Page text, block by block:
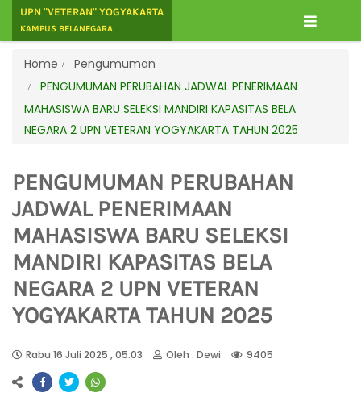
UPN "VETERAN" YOGYAKARTA
KAMPUS BELANEGARA
Home
Pengumuman
PENGUMUMAN PERUBAHAN JADWAL PENERIMAAN
MAHASISWA BARU SELEKSI MANDIRI KAPASITAS BELA
NEGARA 2 UPN VETERAN YOGYAKARTA TAHUN 2025
PENGUMUMAN PERUBAHAN
JADWAL PENERIMAAN
MAHASISWA BARU SELEKSI
MANDIRI KAPASITAS BELA
NEGARA 2 UPN VETERAN
YOGYAKARTA TAHUN 2025
Rabu 16 Juli 2025 , 05:03 Oleh : Dewi 9405